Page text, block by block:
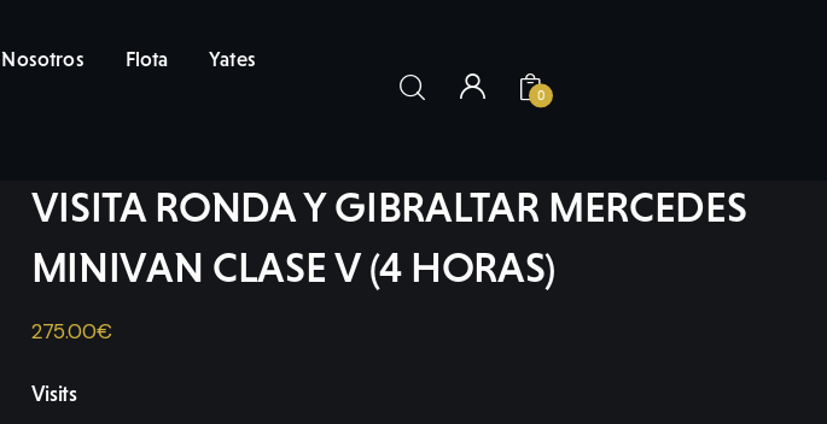
Nosotros Flota Yates
0
VISITA RONDA Y GIBRALTAR MERCEDES
MINIVAN CLASE V (4 HORAS)
275.00€
Visits